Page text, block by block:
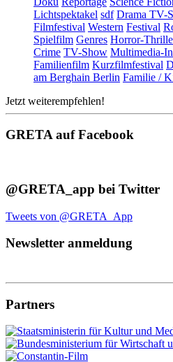
Lichtspektakel sdf Drama TV-
Filmfestival Western Festival
Spielfilm Genres Horror-
Crime TV-Show Multimedia-
Familienfilm Kurzfilmfestival
am Berghain Berlin Familie /
Jetzt weiterempfehlen!
GRETA auf Facebook
@GRETA_app bei Twitter
Tweets von @GRETA_App
Newsletter anmeldung
Partners